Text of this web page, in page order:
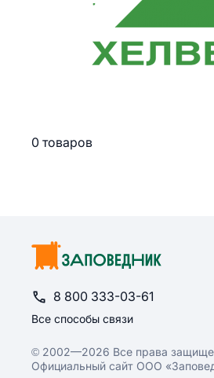
0 товаров
8 800 333-03-61
Все способы связи
© 2002—2026 Все права
Официальный сайт ООО